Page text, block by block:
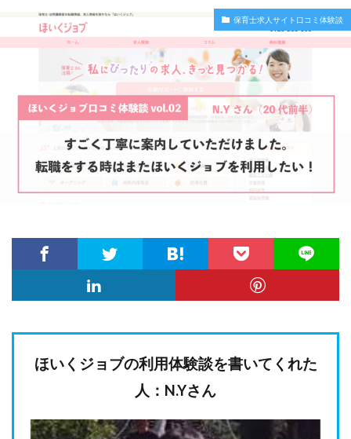
保育士求人サイト口コミ体験談
ほいくジョブの利用体験談を書いてくれた
人：N.Yさん